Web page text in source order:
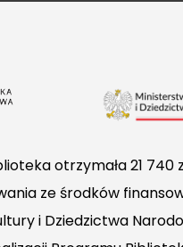
otrzymała 21 740
ze środków
i Dziedzictwa